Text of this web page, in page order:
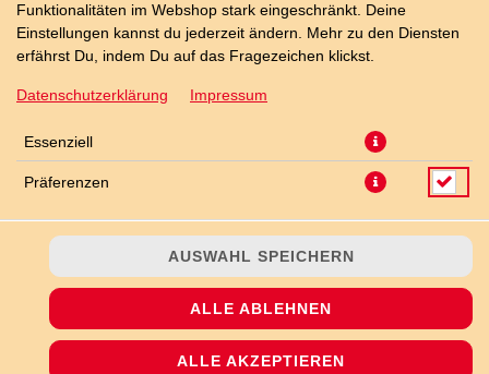
handgemachter Pizzateig mit Hollandaise-Sauce, zartem
Pulled Pork, Jalapeños, Zwiebeln, BBQ-Saucen-Streifen und
Gouda-Käse überbacken
Funktionalitäten im Webshop stark eingeschränkt. Deine
Einstellungen kannst du jederzeit ändern. Mehr zu den Diensten
erfährst Du, indem Du auf das Fragezeichen klickst.
Datenschutzerklärung Impressum
Essenziell
Präferenzen
AUSWAHL SPEICHERN
ALLE ABLEHNEN
ALLE AKZEPTIEREN